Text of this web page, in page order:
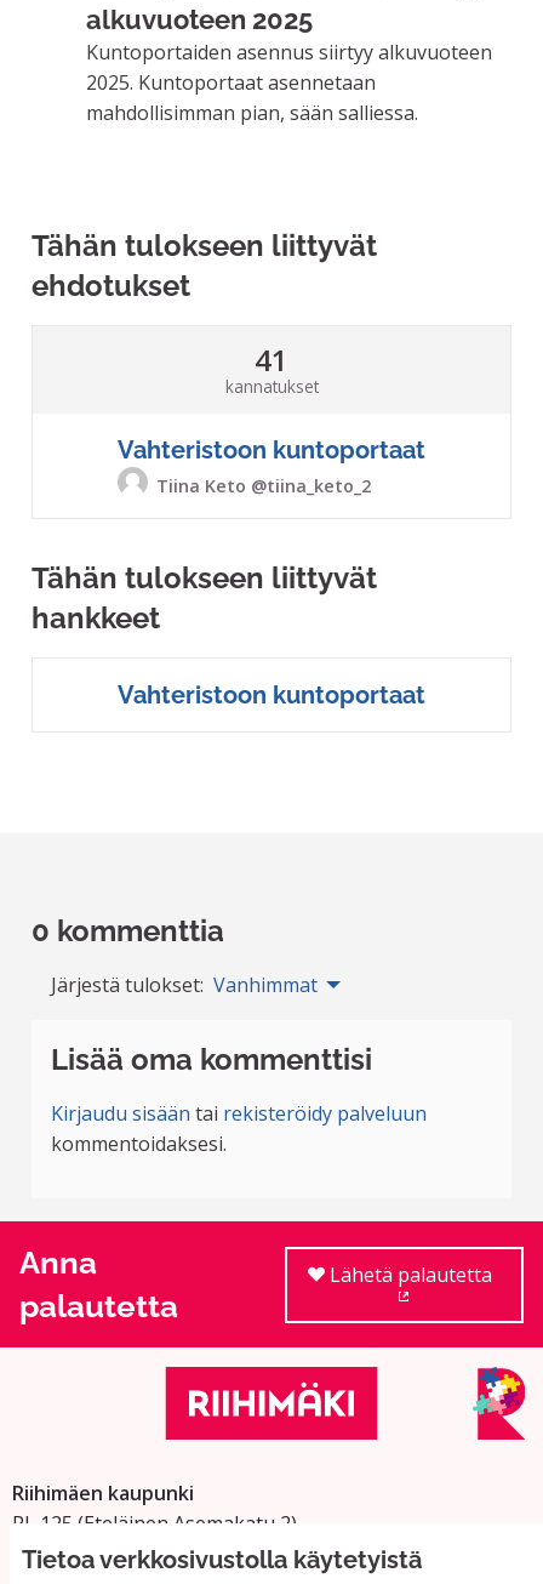
Tietoa verkkosivustolla käytetyistä
alkuvuoteen 2025
Kuntoportaiden asennus siirtyy alkuvuoteen
2025. Kuntoportaat asennetaan
mahdollisimman pian, sään salliessa.
Tähän tulokseen liittyvät
ehdotukset
Vahteristoon kuntoportaat
Tiina Keto @tiina_keto_2
41
kannatukset
Tähän tulokseen liittyvät
hankkeet
Vahteristoon kuntoportaat
0 kommenttia
Järjestä tulokset: Vanhimmat
Lisää oma kommenttisi
Kirjaudu sisään tai rekisteröidy palveluun
kommentoidaksesi.
Anna
palautetta
Lähetä palautetta
Riihimäen kaupunki
PL 125 (Eteläinen Asemakatu 2)
11101 Riihimäki